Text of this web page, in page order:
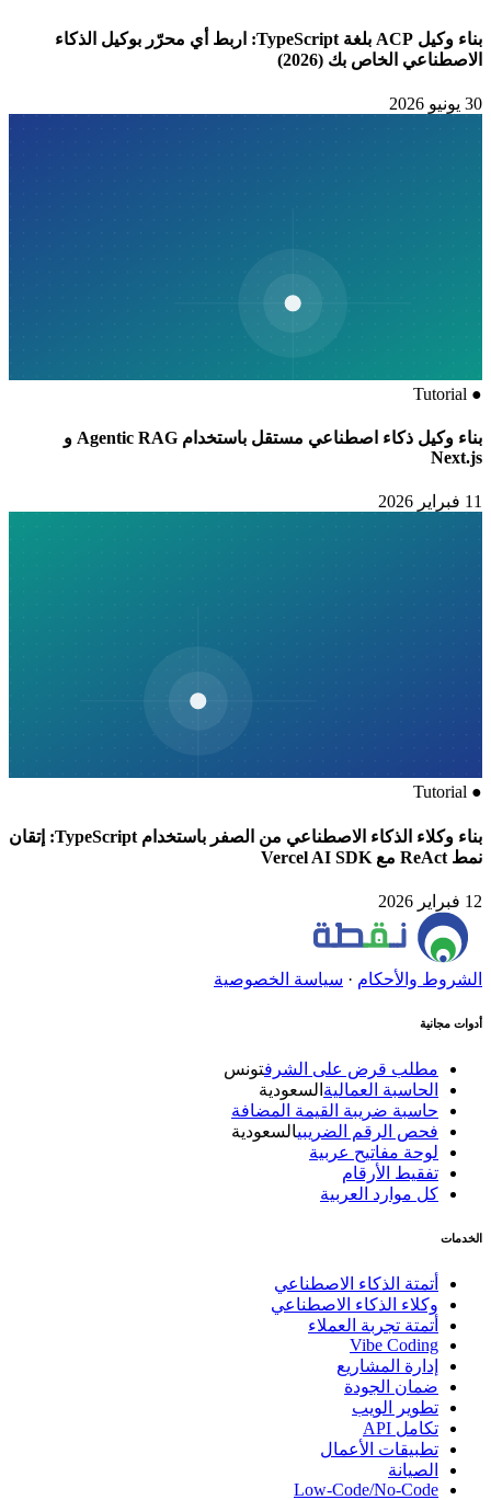
بناء وكيل ACP بلغة TypeScript: اربط أي محرّر بوكيل الذكاء
الاصطناعي الخاص بك (2026)
30 يونيو 2026
●
Tutorial
بناء وكيل ذكاء اصطناعي مستقل باستخدام Agentic RAG و
Next.js
11 فبراير 2026
●
Tutorial
بناء وكلاء الذكاء الاصطناعي من الصفر باستخدام TypeScript: إتقان
نمط ReAct مع Vercel AI SDK
12 فبراير 2026
الشروط والأحكام· سياسة الخصوصية
أدوات مجانية
مطلب قرض على الشرف تونس
الحاسبة العماليةالسعودية
حاسبة ضريبة القيمة المضافة
فحص الرقم الضريبيالسعودية
لوحة مفاتيح عربية
تفقيط الأرقام
كل موارد العربية
الخدمات
أتمتة الذكاء الاصطناعي
وكلاء الذكاء الاصطناعي
أتمتة تجربة العملاء
Vibe Coding
إدارة المشاريع
ضمان الجودة
تطوير الويب
تكامل API
تطبيقات الأعمال
الصيانة
Low-Code/No-Code